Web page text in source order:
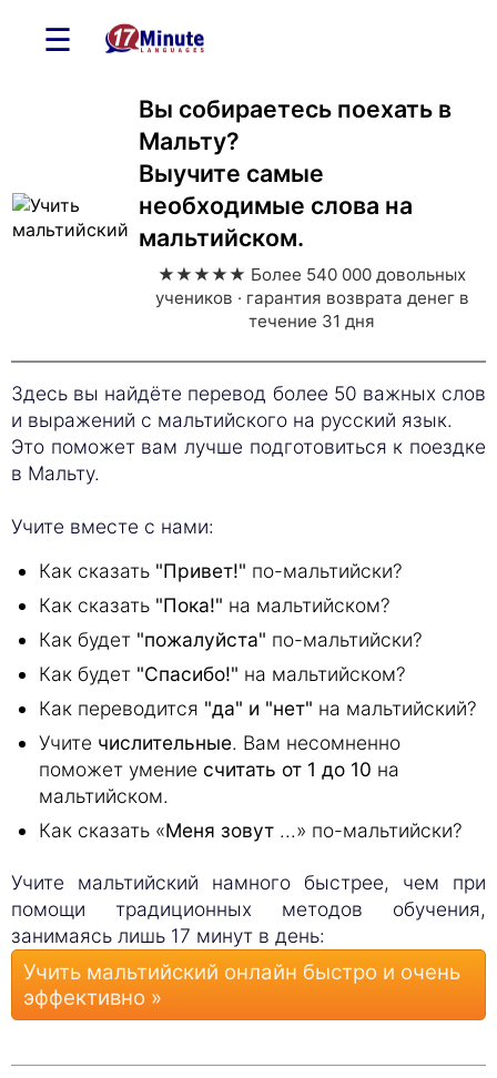
☰
Вы собираетесь поехать в
Мальту?
Выучите самые
необходимые слова на
мальтийском.
★★★★★ Более 540 000 довольных
учеников · гарантия возврата денег в
течение 31 дня
Здесь вы найдёте перевод более 50 важных слов
и выражений с мальтийского на русский язык.
Это поможет вам лучше подготовиться к поездке
в Мальту.
Учите вместе с нами:
Как сказать "Привет!" по-мальтийски?
Как сказать "Пока!" на мальтийском?
Как будет "пожалуйста" по-мальтийски?
Как будет "Спасибо!" на мальтийском?
Как переводится "да" и "нет" на мальтийский?
Учите числительные. Вам несомненно
поможет умение считать от 1 до 10 на
мальтийском.
Как сказать «Меня зовут ...» по-мальтийски?
Учите мальтийский намного быстрее, чем при
помощи традиционных методов обучения,
занимаясь лишь 17 минут в день:
Учить мальтийский онлайн быстро и очень
эффективно »